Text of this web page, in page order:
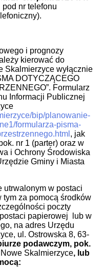
pod nr telefonu
i prognozy
kierować do
Skalmierzyce wyłącznie
DOTYCZĄCEGO
Formularz
Informacji Publicznej
bip/planowanie-
formularza-pisma-
, jak
nr 1 (parter) oraz w
i Ochrony Środowiska
Gminy i Miasta
utrwalonym w postaci
za pomocą środków
poczty
papierowej lub w
na adres Urzędu
ul. Ostrowska 8, 63-
podawczym, pok.
Skalmierzyce, lub